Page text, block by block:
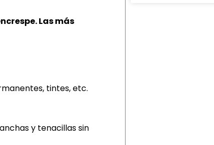
Las más
tintes, etc.
y tenacillas sin